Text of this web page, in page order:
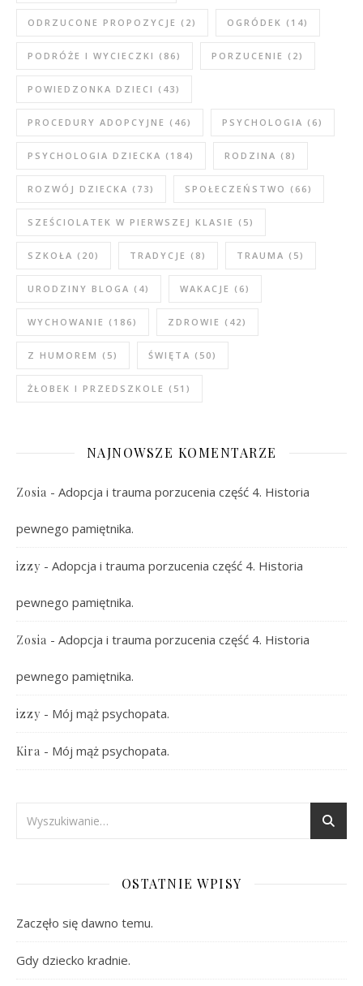
ODRZUCONE PROPOZYCJE (2) OGRÓDEK (14)
PODRÓŻE I WYCIECZKI (86) PORZUCENIE (2)
POWIEDZONKA DZIECI (43)
PROCEDURY ADOPCYJNE (46) PSYCHOLOGIA (6)
PSYCHOLOGIA DZIECKA (184) RODZINA (8)
ROZWÓJ DZIECKA (73) SPOŁECZEŃSTWO (66)
SZEŚCIOLATEK W PIERWSZEJ KLASIE (5)
SZKOŁA (20) TRADYCJE (8) TRAUMA (5)
URODZINY BLOGA (4) WAKACJE (6)
WYCHOWANIE (186) ZDROWIE (42)
Z HUMOREM (5) ŚWIĘTA (50)
ŻŁOBEK I PRZEDSZKOLE (51)
NAJNOWSZE KOMENTARZE
Zosia - Adopcja i trauma porzucenia część 4. Historia
pewnego pamiętnika.
izzy - Adopcja i trauma porzucenia część 4. Historia
pewnego pamiętnika.
Zosia - Adopcja i trauma porzucenia część 4. Historia
pewnego pamiętnika.
izzy - Mój mąż psychopata.
Kira - Mój mąż psychopata.
OSTATNIE WPISY
Zaczęło się dawno temu.
Gdy dziecko kradnie.